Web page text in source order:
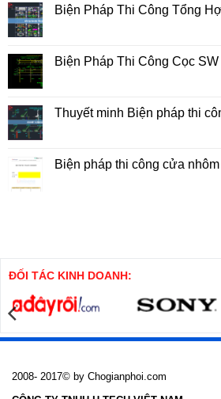
luận
ở
hai
tầng
Biện Pháp Thi Công Tổng
luận
ở
Công
Tổng
Tầng
Biện Pháp Thi Công Cọc SW
luận
ở
Công
Cọc
Thuyết minh Biện pháp thi
luận
ởBiện pháp thi công cửa
cửa
ĐỐI TÁC KINH DOANH:
2008- 2017© by Chogianphoi.com